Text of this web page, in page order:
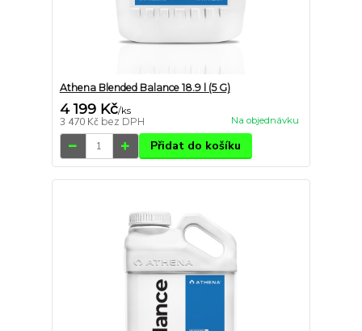
Athena Blended Balance 18.9 l (5 G)
4 199 Kč/ks
3 470 Kč bez DPH Na objednávku
Přidat do košíku